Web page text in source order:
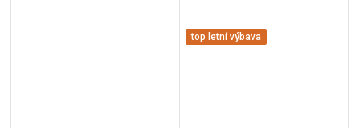
top letní výbava